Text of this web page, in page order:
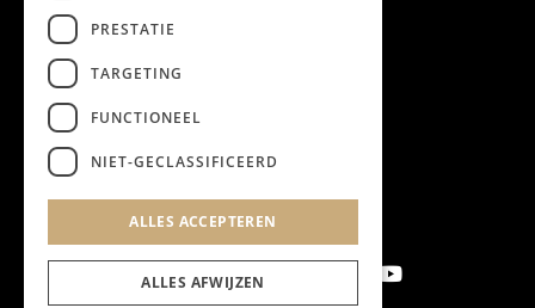
PRESTATIE
TARGETING
FUNCTIONEEL
NIET-GECLASSIFICEERD
ALLES ACCEPTEREN
ALLES AFWIJZEN